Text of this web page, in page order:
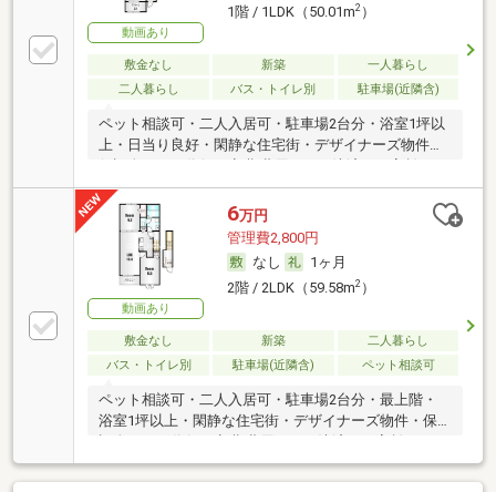
動画あり
1階 / 1LDK（50.01m2）
敷金なし 新築
一人暮らし
二人暮らし
バス・トイレ別 駐車場(近隣含)
ペット相談可・二人入居可・駐車場2台分・浴室1坪以
上・日当り良好・閑静な住宅街・デザイナーズ物件・
ド決済可
動画あり
6万円
管理費2,800円
なし
1ヶ月
2階 / 2LDK（59.58m2）
敷金なし 新築
二人暮らし
バス・トイレ別
駐車場(近隣含) ペット相談可
ペット相談可・二人入居可・駐車場2台分・最上階・
浴室1坪以上・閑静な住宅街・デザイナーズ物件・保
決済可